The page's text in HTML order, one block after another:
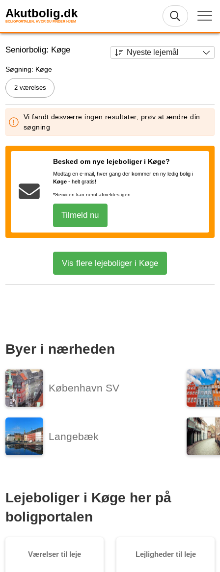
Akutbolig.dk
BOLIGPORTALEN, HVOR DU FINDER HJEM
Seniorbolig: Køge
Søgning: Køge
2 værelses
Vi fandt desværre ingen resultater, prøv at ændre din
søgning
Besked om nye lejeboliger i Køge?
Modtag en e-mail, hver gang der kommer en ny ledig bolig i
Køge - helt gratis!
*Servicen kan nemt afmeldes igen
Tilmeld nu
Vis flere lejeboliger i Køge
Byer i nærheden
København SV
Langebæk
Lejeboliger i Køge her på
boligportalen
Værelser til leje Lejligheder til leje